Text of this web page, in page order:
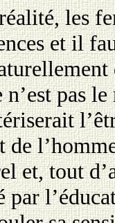
les
et il
pas
et, tout
par